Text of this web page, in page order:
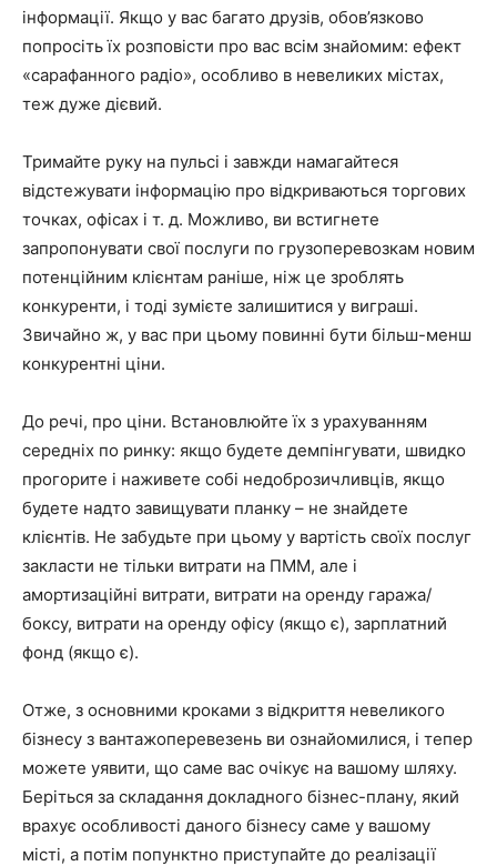
інформації. Якщо у вас багато друзів, обов’язково
попросіть їх розповісти про вас всім знайомим: ефект
«сарафанного радіо», особливо в невеликих містах,
теж дуже дієвий.
Тримайте руку на пульсі і завжди намагайтеся
відстежувати інформацію про відкриваються торгових
точках, офісах і т. д. Можливо, ви встигнете
запропонувати свої послуги по грузоперевозкам новим
потенційним клієнтам раніше, ніж це зроблять
конкуренти, і тоді зумієте залишитися у виграші.
Звичайно ж, у вас при цьому повинні бути більш-менш
конкурентні ціни.
До речі, про ціни. Встановлюйте їх з урахуванням
середніх по ринку: якщо будете демпінгувати, швидко
прогорите і наживете собі недоброзичливців, якщо
будете надто завищувати планку – не знайдете
клієнтів. Не забудьте при цьому у вартість своїх послуг
закласти не тільки витрати на ПММ, але і
амортизаційні витрати, витрати на оренду гаража/
боксу, витрати на оренду офісу (якщо є), зарплатний
фонд (якщо є).
Отже, з основними кроками з відкриття невеликого
бізнесу з вантажоперевезень ви ознайомилися, і тепер
можете уявити, що саме вас очікує на вашому шляху.
Беріться за складання докладного бізнес-плану, який
врахує особливості даного бізнесу саме у вашому
місті, а потім попунктно приступайте до реалізації